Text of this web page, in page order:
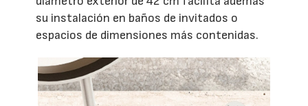
su instalación en baños de invitados o
espacios de dimensiones más contenidas.